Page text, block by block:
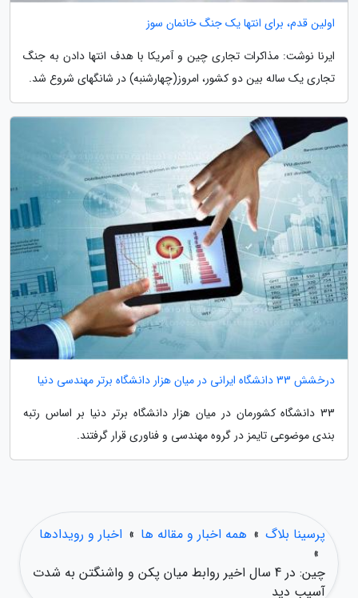
اولین قدم، برای انتها یک جنگ خانمان سوز
ایرنا نوشت: مذاکرات تجاری چین و آمریکا با هدف انتها دادن به جنگ
تجاری یک ساله بین دو کشور، امروز(چهارشنبه) در شانگهای شروع شد.
درخشش 33 دانشگاه ایرانی در میان هزار دانشگاه برتر مهندسی دنیا
33 دانشگاه کشورمان در میان هزار دانشگاه برتر دنیا بر اساس رتبه
بندی موضوعی تایمز در گروه مهندسی و فناوری قرار گرفتند.
پرسینا بلاگ » همه اخبار و مقاله ها » اخبار و رویدادها
»
چین: در 4 سال اخیر روابط میان پکن و واشنگتن به شدت
آسیب دید